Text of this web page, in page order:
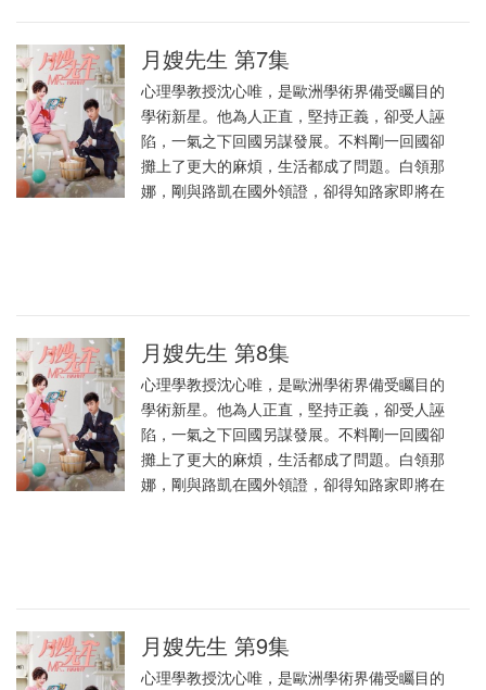
月嫂先生 第7集
心理學教授沈心唯，是歐洲學術界備受矚目的
學術新星。他為人正直，堅持正義，卻受人誣
陷，一氣之下回國另謀發展。不料剛一回國卻
攤上了更大的麻煩，生活都成了問題。白領那
娜，剛與路凱在國外領證，卻得知路家即將在
月嫂先生 第8集
心理學教授沈心唯，是歐洲學術界備受矚目的
學術新星。他為人正直，堅持正義，卻受人誣
陷，一氣之下回國另謀發展。不料剛一回國卻
攤上了更大的麻煩，生活都成了問題。白領那
娜，剛與路凱在國外領證，卻得知路家即將在
月嫂先生 第9集
心理學教授沈心唯，是歐洲學術界備受矚目的